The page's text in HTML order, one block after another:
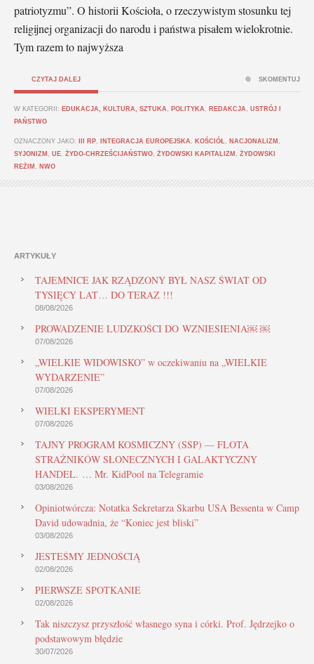
patriotyzmu”. O historii Kościoła, o rzeczywistym stosunku tej
religijnej organizacji do narodu i państwa pisałem wielokrotnie.
Tym razem to najwyższa
CZYTAJ DALEJ
W KATEGORII: EDUKACJA, KULTURA, SZTUKA POLITYKA REDAKCJA
USTRÓJ I
PAŃSTWO
OZNACZONY JAKO: III RP INTEGRACJA EUROPEJSKA KOŚCIÓŁ NACJONALIZM
SYJONIZM
UE ŻYDO-CHRZEŚCIJAŃSTWO ŻYDOWSKI KAPITALIZM
ŻYDOWSKI
REŻIM
‪‪‪NWO
SKOMENTUJ
ARTYKUŁY
TAJEMNICE JAK RZĄDZONY BYŁ NASZ ŚWIAT OD
TYSIĘCY LAT… DO TERAZ !!!
08/08/2026
PROWADZENIE LUDZKOŚCI DO WZNIESIENIA￼ ￼
07/08/2026
„WIELKIE WIDOWISKO” w oczekiwaniu na „WIELKIE
WYDARZENIE”
07/08/2026
WIELKI EKSPERYMENT
07/08/2026
TAJNY PROGRAM KOSMICZNY (SSP) — FLOTA
STRAŻNIKÓW SŁONECZNYCH I GALAKTYCZNY
HANDEL. … Mr. KidPool na Telegramie
03/08/2026
Opiniotwórcza: Notatka Sekretarza Skarbu USA Bessenta w Camp
David udowadnia, że “Koniec jest bliski”
03/08/2026
JESTEŚMY JEDNOŚCIĄ
02/08/2026
PIERWSZE SPOTKANIE
02/08/2026
Tak niszczysz przyszłość własnego syna i córki. Prof. Jędrzejko o
podstawowym błędzie
30/07/2026